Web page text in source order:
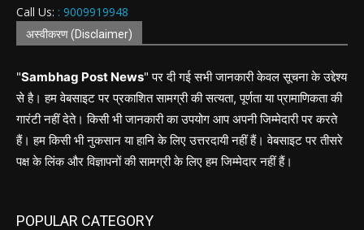
Call Us: : 9009919948
अस्वीकरण (Disclaimer)
"Sambhag Post News" पर दी गई सभी जानकारी केवल सूचना के उद्देश्य
से है। हम वेबसाइट पर प्रकाशित सामग्री की सत्यता, पूर्णता या प्रामाणिकता की
गारंटी नहीं देते। किसी भी जानकारी का उपयोग आप अपनी जिम्मेदारी पर करते
हैं। हम किसी भी नुकसान या हानि के लिए उत्तरदायी नहीं हैं। वेबसाइट पर तीसरे
पक्ष के लिंक और विज्ञापनों की सामग्री के लिए हम जिम्मेदार नहीं हैं।
POPULAR CATEGORY